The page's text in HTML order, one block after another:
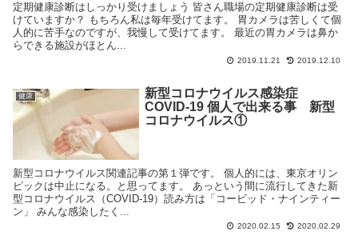
定期健康診断はしっかり受けましょう 皆さん職場の定期健康診断は受
けていますか？ もちろん私は毎年受けてます。 胃カメラは苦しくて個
人的に苦手なのですが、我慢して受けてます。 最近の胃カメラは鼻か
らできる施設がほとん...
2019.11.21 2019.12.10
健康
新型コロナウイルス感染症
COVID-19 個人で出来る事 新型
コロナウイルス①
新型コロナウイルス関連記事の第１弾です。 個人的には、東京オリン
ピックは中止になる。と思ってます。 あっという間に流行してきた新
型コロナウイルス（COVID-19）読み方は「コービッド・ナインティー
ン」 みんな感染したく...
2020.02.15 2020.02.29